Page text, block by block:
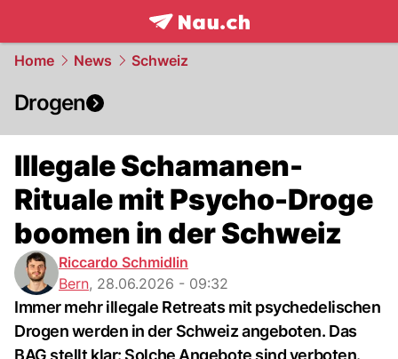
frontpage.NAU.ch
Home News Schweiz
Drogen
Illegale Schamanen-
Rituale mit Psycho-Droge
boomen in der Schweiz
Riccardo Schmidlin
Bern, 28.06.2026 - 09:32
Immer mehr illegale Retreats mit psychedelischen
Drogen werden in der Schweiz angeboten. Das
BAG stellt klar: Solche Angebote sind verboten.